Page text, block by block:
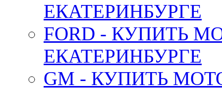
ЕКАТЕРИНБУРГЕ
FORD - КУПИТЬ
ЕКАТЕРИНБУРГЕ
GM - КУПИТЬ